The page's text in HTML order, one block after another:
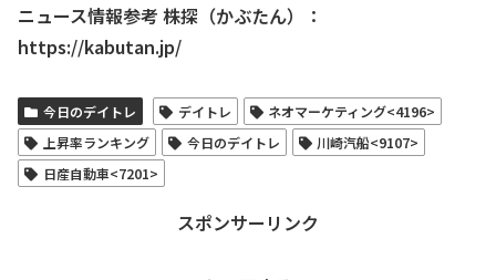
ニュース情報参考 株探（かぶたん）：
https://kabutan.jp/
今日のデイトレ デイトレ
ネオマーケティング<4196>
上昇率ランキング
今日のデイトレ
川崎汽船<9107>
日産自動車<7201>
スポンサーリンク